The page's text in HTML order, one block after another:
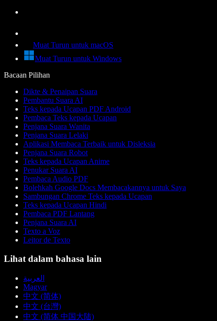
Muat Turun untuk macOS
Muat Turun untuk Windows
Bacaan Pilihan
Dikte & Penaipan Suara
Pembantu Suara AI
Teks kepada Ucapan PDF Android
Pembaca Teks kepada Ucapan
Penjana Suara Wanita
Penjana Suara Lelaki
Aplikasi Membaca Terbaik untuk Disleksia
Penjana Suara Robot
Teks kepada Ucapan Anime
Penukar Suara AI
Pembaca Audio PDF
Bolehkah Google Docs Membacakannya untuk Saya
Sambungan Chrome Teks kepada Ucapan
Teks kepada Ucapan Hindi
Pembaca PDF Lantang
Penjana Suara AI
Texto a Voz
Leitor de Texto
Lihat dalam bahasa lain
العربية
Magyar
中文 (简体)
中文 (台灣)
中文 (简体 中国大陆)